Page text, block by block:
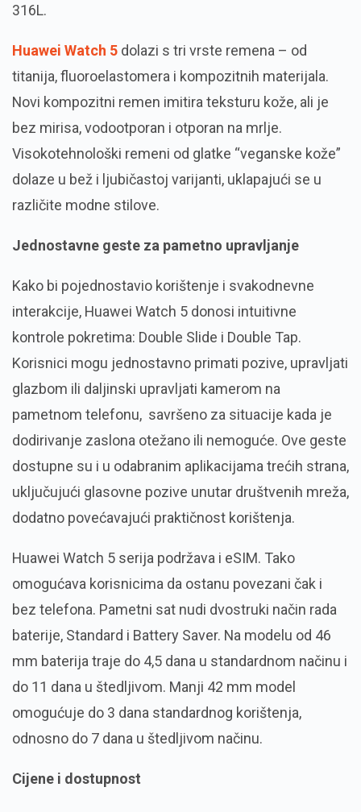
316L.
Huawei Watch 5 dolazi s tri vrste remena – od
titanija, fluoroelastomera i kompozitnih materijala.
Novi kompozitni remen imitira teksturu kože, ali je
bez mirisa, vodootporan i otporan na mrlje.
Visokotehnološki remeni od glatke “veganske kože”
dolaze u bež i ljubičastoj varijanti, uklapajući se u
različite modne stilove.
Jednostavne geste za pametno upravljanje
Kako bi pojednostavio korištenje i svakodnevne
interakcije, Huawei Watch 5 donosi intuitivne
kontrole pokretima: Double Slide i Double Tap.
Korisnici mogu jednostavno primati pozive, upravljati
glazbom ili daljinski upravljati kamerom na
pametnom telefonu, savršeno za situacije kada je
dodirivanje zaslona otežano ili nemoguće. Ove geste
dostupne su i u odabranim aplikacijama trećih strana,
uključujući glasovne pozive unutar društvenih mreža,
dodatno povećavajući praktičnost korištenja.
Huawei Watch 5 serija podržava i eSIM. Tako
omogućava korisnicima da ostanu povezani čak i
bez telefona. Pametni sat nudi dvostruki način rada
baterije, Standard i Battery Saver. Na modelu od 46
mm baterija traje do 4,5 dana u standardnom načinu i
do 11 dana u štedljivom. Manji 42 mm model
omogućuje do 3 dana standardnog korištenja,
odnosno do 7 dana u štedljivom načinu.
Cijene i dostupnost